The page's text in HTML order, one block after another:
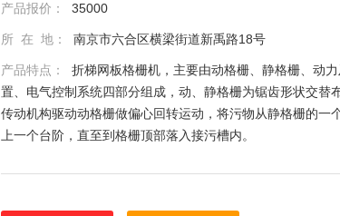
产品报价： 35000
所 在 地： 南京市六合区横梁街道新禹路18号
产品特点： 折梯网板格栅机，主要由动格栅、静格栅、动
置、电气控制系统四部分组成，动、静格栅为锯齿形状交替
传动机构驱动动格栅做偏心回转运动，将污物从静格栅的一
上一个台阶，直至到格栅顶部落入接污槽内。